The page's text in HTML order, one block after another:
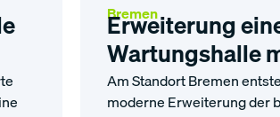
Bremen
Erweiterung
Wartungshalle
Am Standort Bremen
moderne Erweiterung der